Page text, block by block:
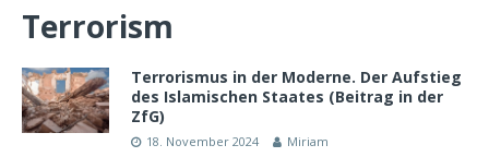
Terrorism
Terrorismus in der Moderne. Der Aufstieg
des Islamischen Staates (Beitrag in der
ZfG)
18. November 2024 Miriam